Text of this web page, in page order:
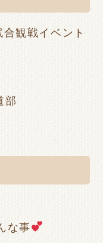
観戦イベント
部
な事